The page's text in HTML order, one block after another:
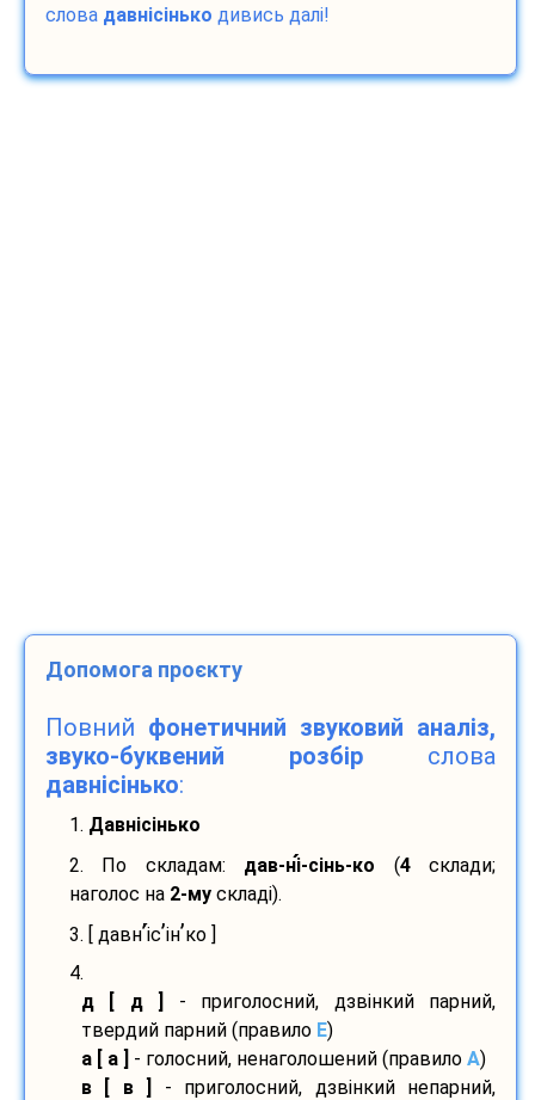
слова давнісінько дивись далі!
Допомога проєкту
Повний фонетичний звуковий аналіз,
звуко-буквений розбір слова
давнісінько:
1. Давнісінько
2. По складам: дав-ні-сінь-ко (4склади;
наголос на 2-му складі).
3. [ давн’іс’ін’ко ]
4.
д [ д ]
- приголосний, дзвінкий парний,
твердий парний (правило E)
а [ а ]
- голосний, ненаголошений (правило A)
в [ в ]
- приголосний, дзвінкий непарний,